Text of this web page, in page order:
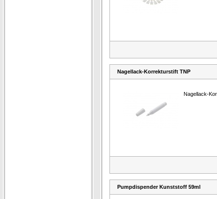
Nagellack-Korrekturstift TNP
Nagellack-
Pumpdispender Kunststoff 59ml